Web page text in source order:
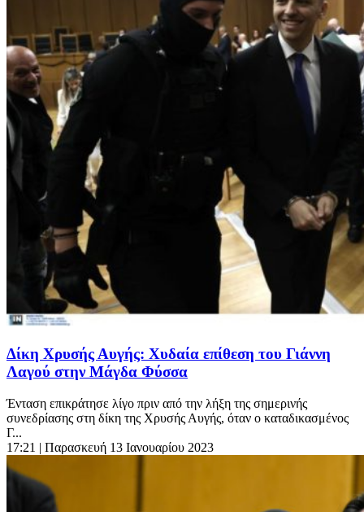
Δίκη Χρυσής Αυγής: Χυδαία επίθεση του Γιάννη
Λαγού στην Μάγδα Φύσσα
Ένταση επικράτησε λίγο πριν από την λήξη της σημερινής
συνεδρίασης στη δίκη της Χρυσής Αυγής, όταν ο καταδικασμένος
Γ...
17:21 | Παρασκευή 13 Ιανουαρίου 2023